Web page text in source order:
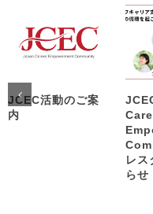
JCEC活動のご案
内
レス
らせ